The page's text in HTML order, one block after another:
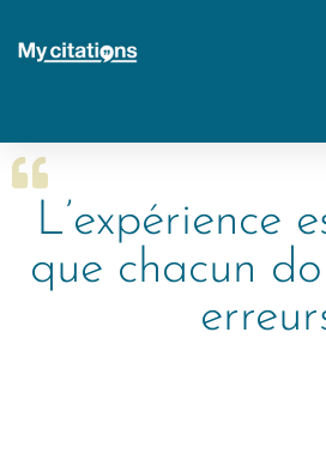
L’expérience
que chacun